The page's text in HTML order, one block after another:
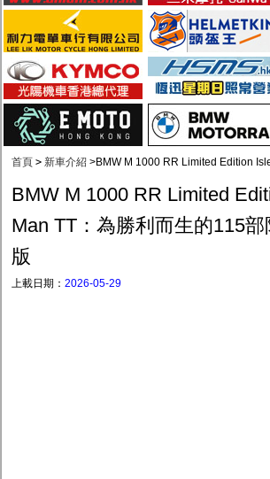
首頁 > 新車介紹 >BMW M 1000 RR Limited Edition
BMW M 1000 RR Limited
Man TT：為勝利而生的115
版
上載日期： 2026-05-29